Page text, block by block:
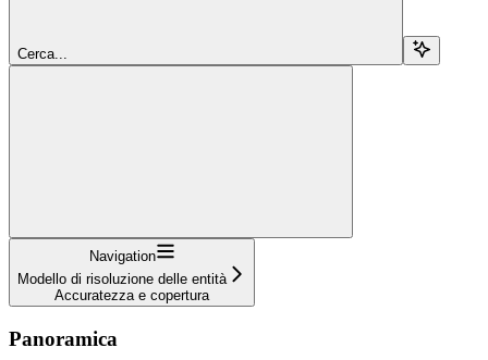
Cerca...
Navigation
Modello di risoluzione delle entità
Accuratezza e copertura
Panoramica